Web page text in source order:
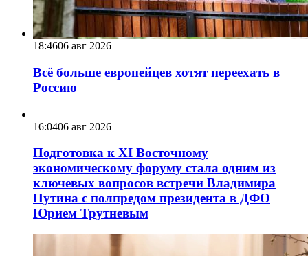
18:4606 авг 2026
Всё больше европейцев хотят переехать в
Россию
16:0406 авг 2026
Подготовка к XI Восточному
экономическому форуму стала одним из
ключевых вопросов встречи Владимира
Путина с полпредом президента в ДФО
Юрием Трутневым